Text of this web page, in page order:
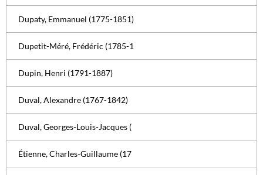
Dupaty, Emmanuel (1775-1851)
Dupetit-Méré, Frédéric (1785-1
Dupin, Henri (1791-1887)
Duval, Alexandre (1767-1842)
Duval, Georges-Louis-Jacques (
Étienne, Charles-Guillaume (17